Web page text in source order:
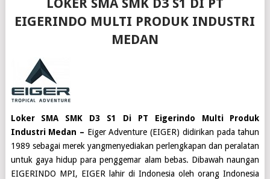
LOKER SMA SMK D3 S1 DI PT
EIGERINDO MULTI PRODUK INDUSTRI
MEDAN
Loker SMA SMK D3 S1 Di PT Eigerindo Multi Produk
Industri Medan – Eiger Adventure (EIGER) didirikan pada tahun
1989 sebagai merek yangmenyediakan perlengkapan dan peralatan
untuk gaya hidup para penggemar alam bebas. Dibawah naungan
EIGERINDO MPI, EIGER lahir di Indonesia oleh orang Indonesia